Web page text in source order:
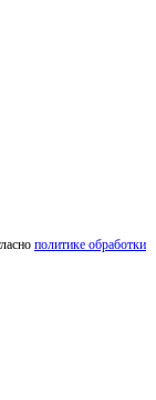
политике обработки